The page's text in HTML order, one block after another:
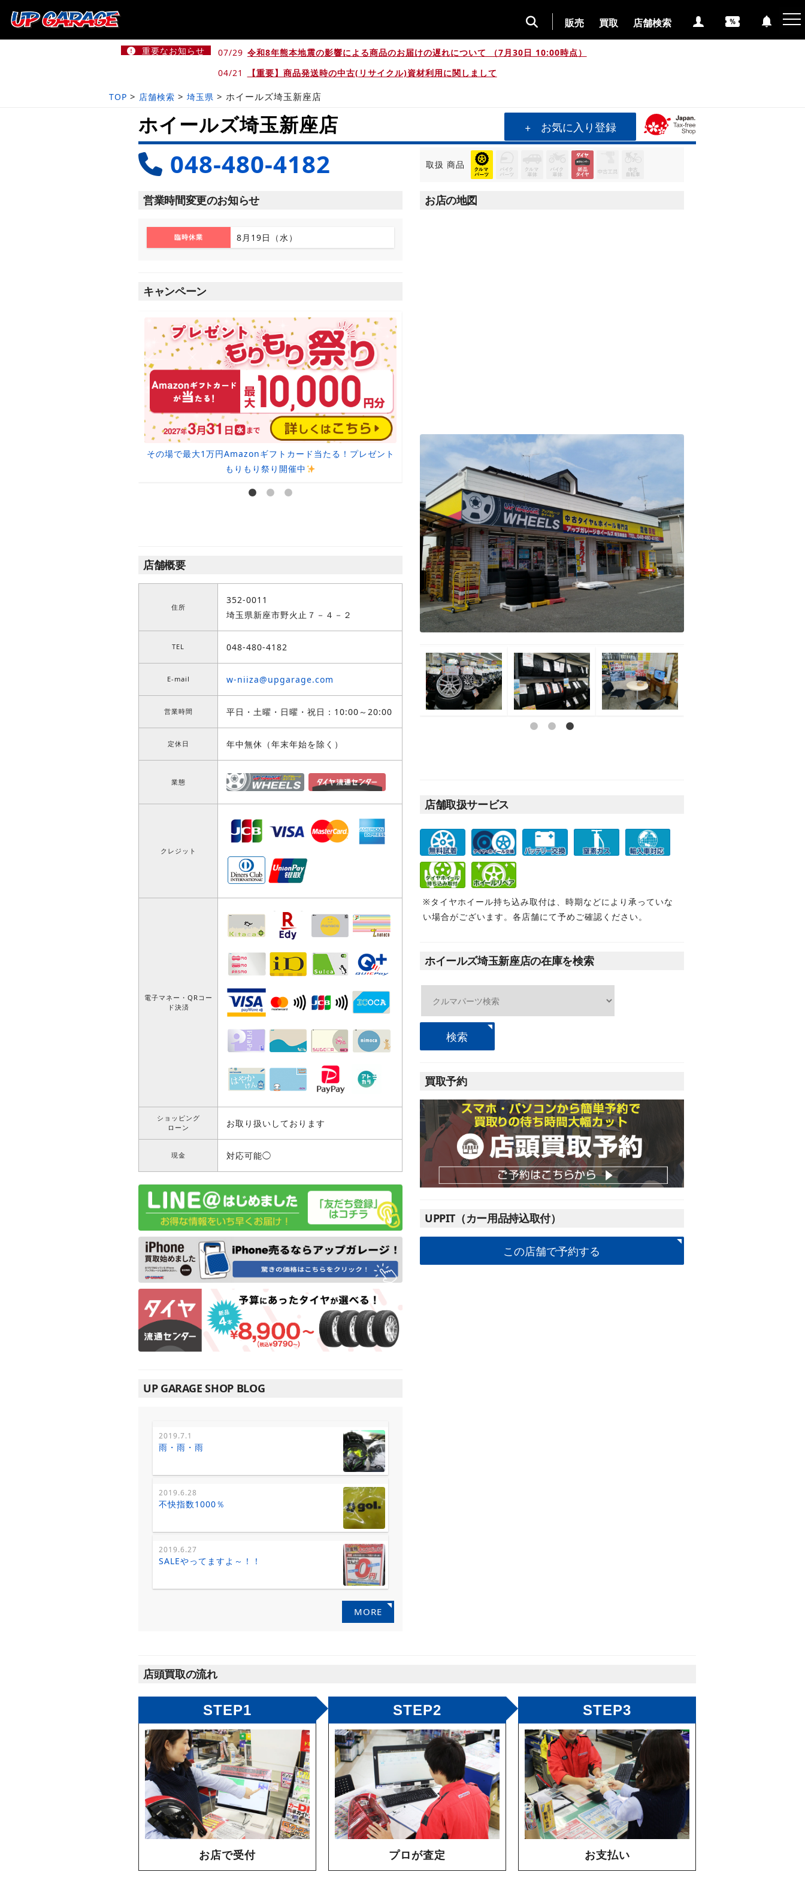
販売 買取 店舗検索
重要なお知らせ 07/29 令和8年熊本地震の影響による商品のお届けの遅れについて （7月30日 10:00時点）
04/21
【重要】商品発送時の中古(リサイクル)資材利用に関しまして
TOP > 店舗検索 > 埼玉県 > ホイールズ埼玉新座店
ホイールズ埼玉新座店
048-480-4182
お気に入り登録
取扱 商品
営業時間変更のお知らせ
臨時休業 8月19日（水）
キャンペーン
その場で最大1万円Amazonギフトカード当たる！プレゼント
もりもり祭り開催中
【タイヤ流通センター】タイヤ4本 税抜8,900円～（税込
9,790円～）
店舗概要
住所
352-0011
埼玉県新座市野火止７－４－２
TEL 048-480-4182
E-mail w-niiza@upgarage.com
営業時間 平日・土曜・日曜・祝日：10:00～20:00
定休日 年中無休（年末年始を除く）
業態
クレジット
電子マネー・QRコー
ド決済
ショッピング
ローン
お取り扱いしております
現金 対応可能◯
UP GARAGE SHOP BLOG
2019.7.1
雨・雨・雨
2019.6.28
不快指数1000％
2019.6.27
SALEやってますよ～！！
MORE
お店の地図
店舗取扱サービス
※タイヤホイール持ち込み取付は、時期などにより承っていな
い場合がございます。各店舗にて予めご確認ください。
ホイールズ埼玉新座店の在庫を検索
検索
買取予約
UPPIT（カー用品持込取付）
この店舗で予約する
店頭買取の流れ
STEP1
お店で受付
STEP2
プロが査定
STEP3
お支払い